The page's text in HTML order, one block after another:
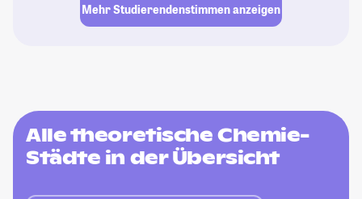
Mehr Studierendenstimmen anzeigen
Alle theoretische Chemie-
Städte in der Übersicht